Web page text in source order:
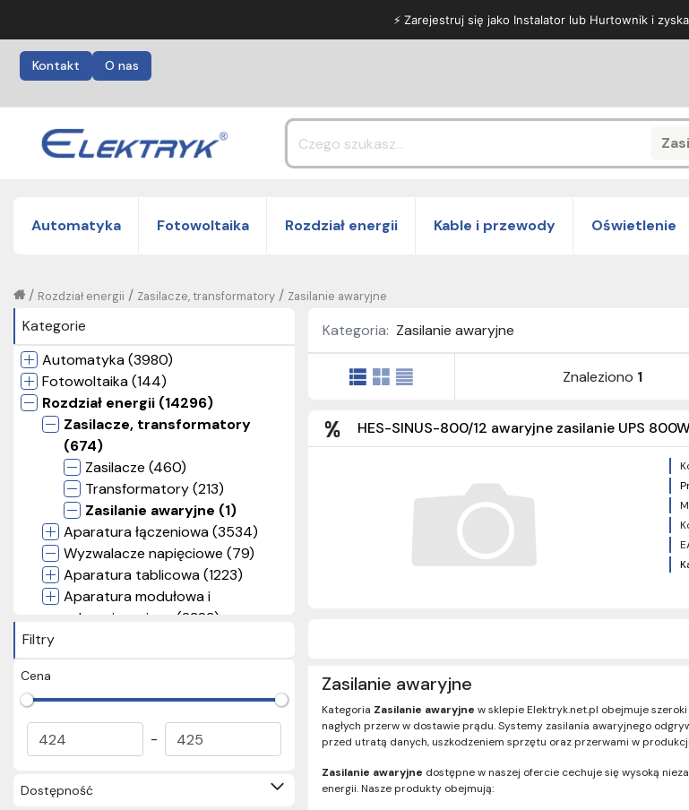
⚡ Zarejestruj się jako Instalator lub Hurtownik i
Kontakt O nas
Automatyka Fotowoltaika Rozdział energii Kable i przewody Oświetlenie
Zasilanie awaryjne
/
Zasilacze, transformatory
/
Rozdział energii
/
Kategorie
Automatyka (3980)
Fotowoltaika (144)
Rozdział energii (14296)
Zasilacze, transformatory
(674)
Zasilacze (460)
Transformatory (213)
Zasilanie awaryjne (1)
Aparatura łączeniowa (3534)
Wyzwalacze napięciowe (79)
Aparatura tablicowa (1223)
Aparatura modułowa i
zabezpieczająca (2383)
Rozdzielnice i obudowy (3069)
Złączki szynowe i listwy
pomiarowe (590)
Pozostałe elementy rozdziału
Kasety sterownicze (49)
Filtry
Cena
-
Dostępność
Kategoria: Zasilanie awaryjne
Znaleziono 1
HES-SINUS-800/12 awaryjne zasilanie UPS
Zasilanie awaryjne
Kategoria Zasilanie awaryjne w sklepie Elektryk.net.pl obejmuje
nagłych przerw w dostawie prądu. Systemy zasilania awaryjnego
przed utratą danych, uszkodzeniem sprzętu oraz przerwami w
Zasilanie awaryjne dostępne w naszej ofercie cechuje się wysoką
energii. Nasze produkty obejmują: